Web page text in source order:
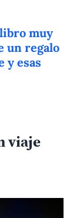
muy
un regalo
y esas
viaje